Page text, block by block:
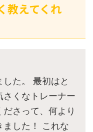
教えてくれ
た。 最初はと
くなトレーナー
さって、何より
した！ これな